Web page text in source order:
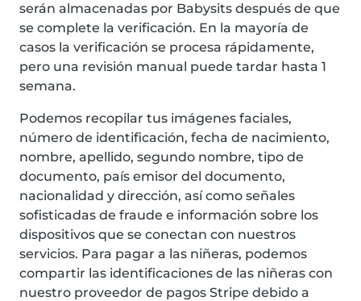
serán almacenadas por Babysits después de que
se complete la verificación. En la mayoría de
casos la verificación se procesa rápidamente,
pero una revisión manual puede tardar hasta 1
semana.
Podemos recopilar tus imágenes faciales,
número de identificación, fecha de nacimiento,
nombre, apellido, segundo nombre, tipo de
documento, país emisor del documento,
nacionalidad y dirección, así como señales
sofisticadas de fraude e información sobre los
dispositivos que se conectan con nuestros
servicios. Para pagar a las niñeras, podemos
compartir las identificaciones de las niñeras con
nuestro proveedor de pagos Stripe debido a